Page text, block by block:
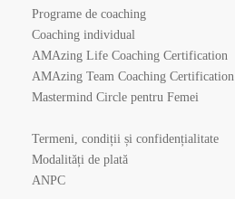
Programe de coaching
Coaching individual
AMAzing Life Coaching Certification
AMAzing Team Coaching Certification
Mastermind Circle pentru Femei
Termeni, condiții și confidențialitate
Modalități de plată
ANPC